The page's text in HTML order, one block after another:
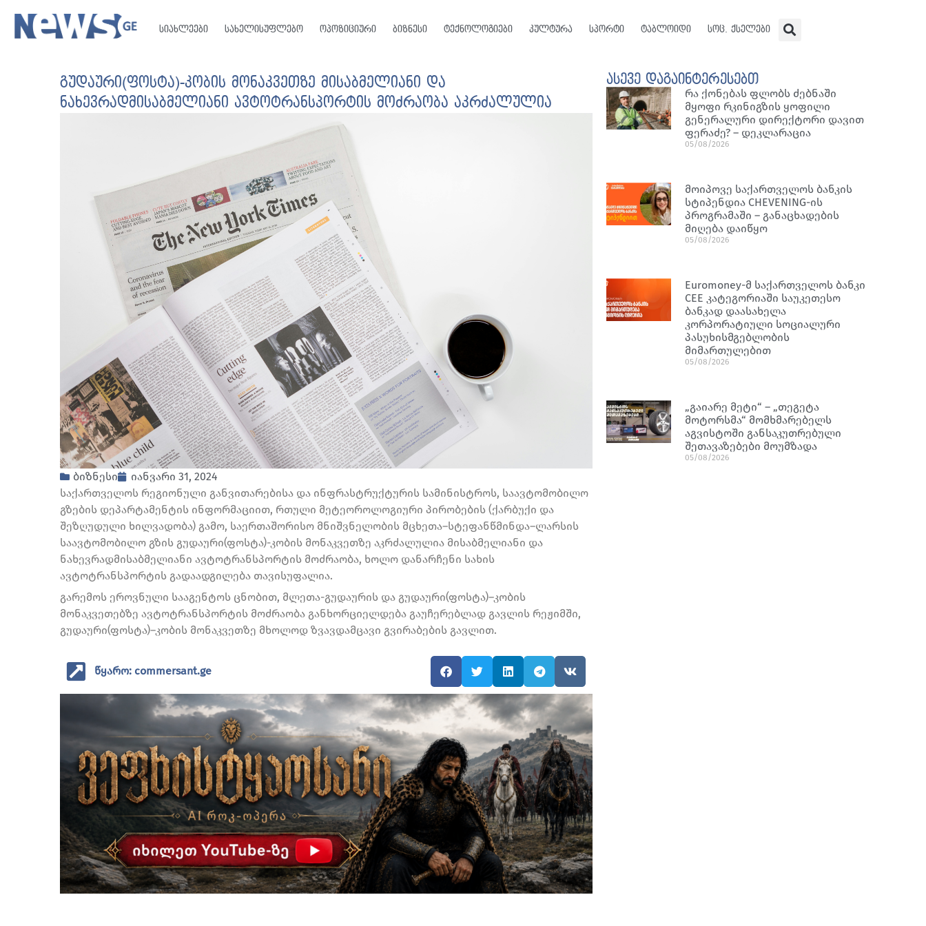
სიახლეები სახელისუფლებო ოპოზიციური ბიზნესი ტექნოლოგიები კულტურა სპორტი ტაბლოიდი სოც. ქსელები
გუდაური(ფოსტა)-კობის მონაკვეთზე მისაბმელიანი და
ნახევრადმისაბმელიანი ავტოტრანსპორტის მოძრაობა აკრძალულია
ბიზნესი
იანვარი 31, 2024
საქართველოს რეგიონული განვითარებისა და ინფრასტრუქტურის სამინისტროს, საავტომობილო
გზების დეპარტამენტის ინფორმაციით, რთული მეტეოროლოგიური პირობების (ქარბუქი და
შეზღუდული ხილვადობა) გამო, საერთაშორისო მნიშვნელობის მცხეთა–სტეფანწმინდა–ლარსის
საავტომობილო გზის გუდაური(ფოსტა)-კობის მონაკვეთზე აკრძალულია მისაბმელიანი და
ნახევრადმისაბმელიანი ავტოტრანსპორტის მოძრაობა, ხოლო დანარჩენი სახის
ავტოტრანსპორტის გადაადგილება თავისუფალია.
გარემოს ეროვნული სააგენტოს ცნობით, მლეთა-გუდაურის და გუდაური(ფოსტა)–კობის
მონაკვეთებზე ავტოტრანსპორტის მოძრაობა განხორციელდება გაუჩერებლად გავლის რეჟიმში,
გუდაური(ფოსტა)–კობის მონაკვეთზე მხოლოდ ზვავდამცავი გვირაბების გავლით.
წყარო: commersant.ge
ასევე დაგაინტერესებთ
რა ქონებას ფლობს ძებნაში
მყოფი რკინიგზის ყოფილი
გენერალური დირექტორი დავით
ფერაძე? – დეკლარაცია
05/08/2026
მოიპოვე საქართველოს ბანკის
სტიპენდია CHEVENING-ის
პროგრამაში – განაცხადების
მიღება დაიწყო
05/08/2026
Euromoney-მ საქართველოს ბანკი
CEE კატეგორიაში საუკეთესო
ბანკად დაასახელა
კორპორატიული სოციალური
პასუხისმგებლობის
მიმართულებით
05/08/2026
„გაიარე მეტი“ – „თეგეტა
მოტორსმა“ მომხმარებელს
აგვისტოში განსაკუთრებული
შეთავაზებები მოუმზადა
05/08/2026